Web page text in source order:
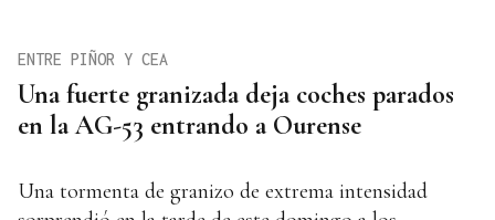
Una fuerte granizada deja coches parados
en la AG-53 entrando a Ourense
ENTRE PIÑOR Y CEA
Una tormenta de granizo de extrema intensidad